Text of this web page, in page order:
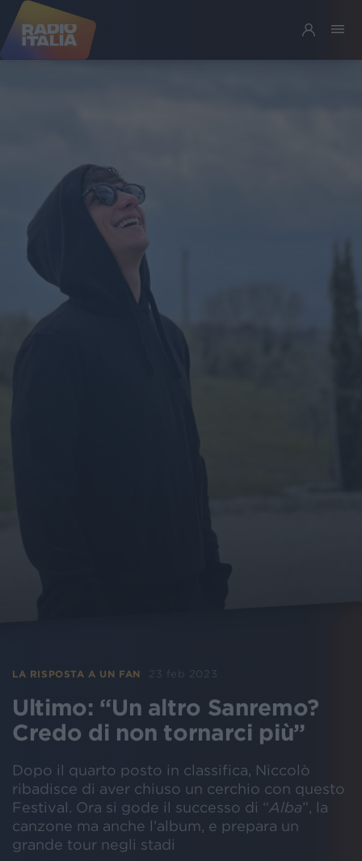
LA RISPOSTA A UN FAN 23 feb 2023
Ultimo: “Un altro Sanremo?
Credo di non tornarci più”
Dopo il quarto posto in classifica, Niccolò
ribadisce di aver chiuso un cerchio con questo
Festival. Ora si gode il successo di “Alba”, la
canzone ma anche l’album, e prepara un
grande tour negli stadi